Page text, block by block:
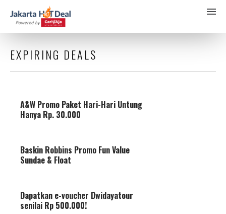
EXPIRING DEALS
A&W Promo Paket Hari-Hari Untung
Hanya Rp. 30.000
Baskin Robbins Promo Fun Value
Sundae & Float
Dapatkan e-voucher Dwidayatour
senilai Rp 500.000!